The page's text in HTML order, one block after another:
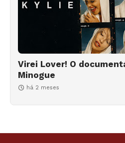
Virei Lover! O
Minogue
há 2 meses